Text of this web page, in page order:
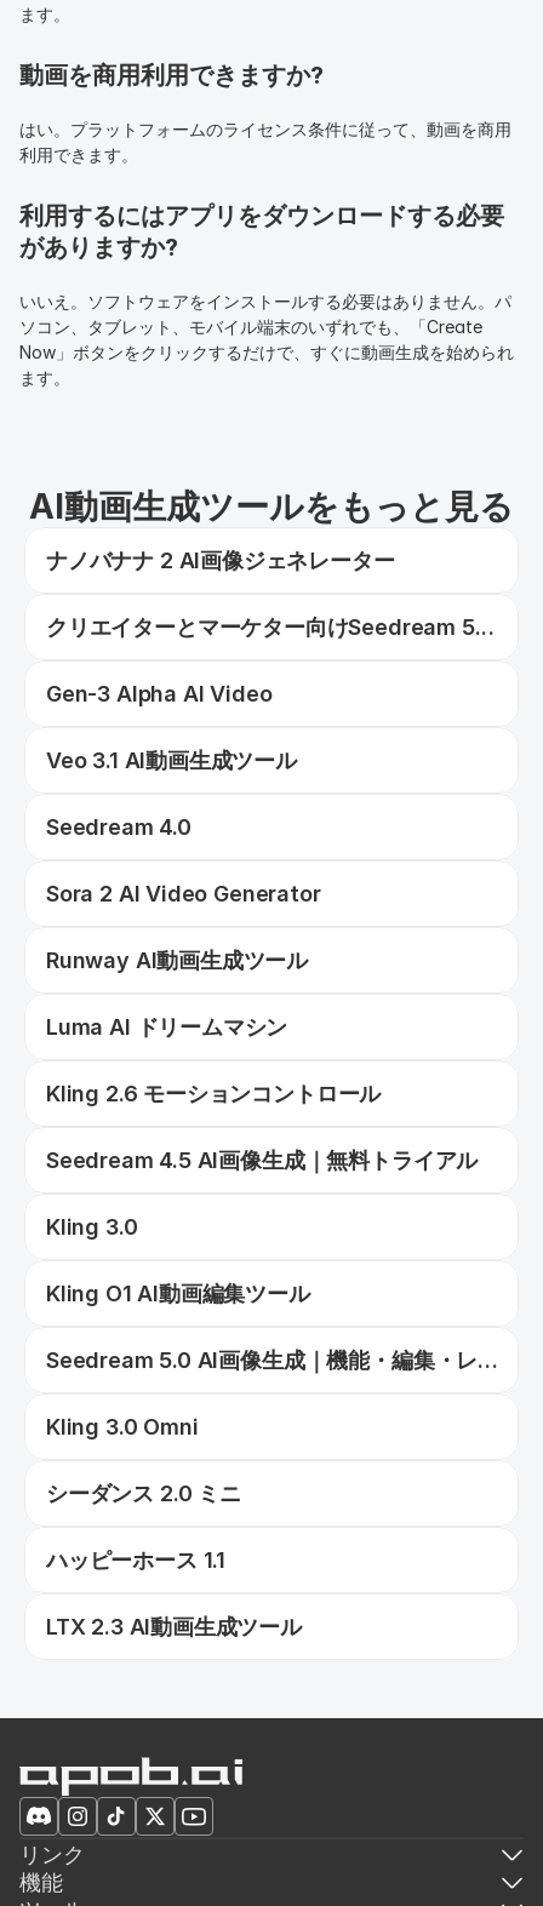
ます。
動画を商用利用できますか?
はい。プラットフォームのライセンス条件に従って、動画を商用
利用できます。
利用するにはアプリをダウンロードする必要
がありますか?
いいえ。ソフトウェアをインストールする必要はありません。パ
ソコン、タブレット、モバイル端末のいずれでも、「Create
Now」ボタンをクリックするだけで、すぐに動画生成を始められ
ます。
AI動画生成ツールをもっと見る
ナノバナナ 2 AI画像ジェネレーター
クリエイターとマーケター向けSeedream 5.0
Gen-3 Alpha AI Video
Veo 3.1 AI動画生成ツール
Seedream 4.0
Sora 2 AI Video Generator
Runway AI動画生成ツール
Luma AI ドリームマシン
Kling 2.6 モーションコントロール
Seedream 4.5 AI画像生成｜無料トライアル
Kling 3.0
Kling O1 AI動画編集ツール
Seedream 5.0 AI画像生成｜機能・編集・レ
Kling 3.0 Omni
シーダンス 2.0 ミニ
ハッピーホース 1.1
LTX 2.3 AI動画生成ツール
リンク
機能